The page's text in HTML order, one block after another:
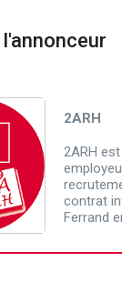
2ARH
2ARH
contrat
Ferrand